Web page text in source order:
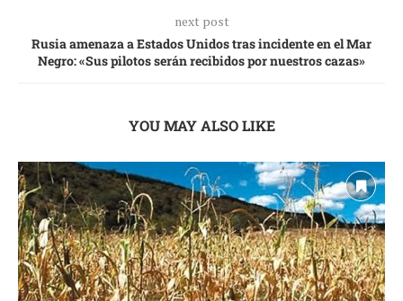
next post
Rusia amenaza a Estados Unidos tras incidente en el Mar
Negro: «Sus pilotos serán recibidos por nuestros cazas»
YOU MAY ALSO LIKE